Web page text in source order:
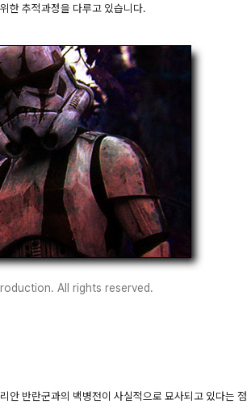
한 추적과정을 다루고 있습니다.
All rights reserved.
안 반란군과의 백병전이 사실적으로 묘사되고 있다는 점